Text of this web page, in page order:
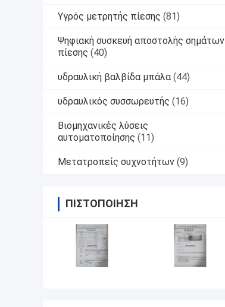
Υγρός μετρητής πίεσης (81)
Ψηφιακή συσκευή αποστολής σημάτων
πίεσης (40)
υδραυλική βαλβίδα μπάλα (44)
υδραυλικός συσσωρευτής (16)
Βιομηχανικές λύσεις
αυτοματοποίησης (11)
Μετατροπείς συχνοτήτων (9)
ΠΙΣΤΟΠΟΊΗΣΗ